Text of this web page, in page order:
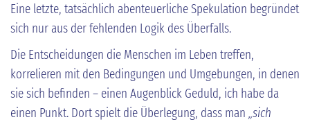
Eine letzte, tatsächlich abenteuerliche Spekulation begründet
sich nur aus der fehlenden Logik des Überfalls.
Die Entscheidungen die Menschen im Leben treffen,
korrelieren mit den Bedingungen und Umgebungen, in denen
sie sich befinden – einen Augenblick Geduld, ich habe da
einen Punkt. Dort spielt die Überlegung, dass man „sich